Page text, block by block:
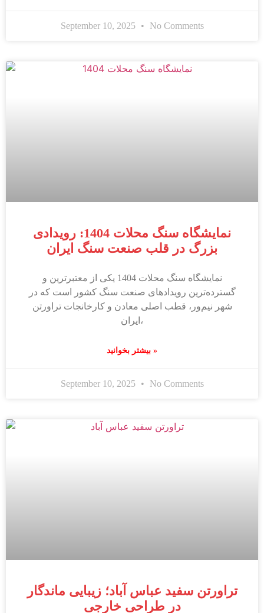
September 10, 2025 No Comments
نمایشگاه سنگ محلات 1404: رویدادی
بزرگ در قلب صنعت سنگ ایران
نمایشگاه سنگ محلات 1404 یکی از معتبرترین و
گسترده‌ترین رویدادهای صنعت سنگ کشور است که در
شهر نیم‌ور، قطب اصلی معادن و کارخانجات تراورتن
ایران،
بیشتر بخوانید »
September 10, 2025 No Comments
تراورتن سفید عباس آباد؛ زیبایی ماندگار
در طراحی خارجی